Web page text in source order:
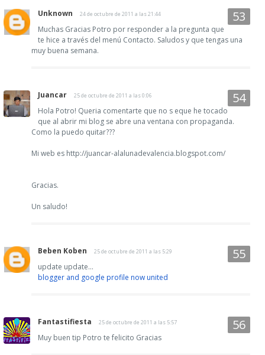
Unknown 24 de octubre de 2011 a las 21:44
Muchas Gracias Potro por responder a la pregunta que
te hice a través del menú Contacto. Saludos y que tengas una
muy buena semana.
Juancar 25 de octubre de 2011 a las 0:06
Hola Potro! Queria comentarte que no s eque he tocado
que al abrir mi blog se abre una ventana con propaganda.
Como la puedo quitar???
Mi web es http://juancar-alalunadevalencia.blogspot.com/
Gracias.
Un saludo!
Beben Koben 25 de octubre de 2011 a las 5:29
update update...
blogger and google profile now united
Fantastifiesta 25 de octubre de 2011 a las 5:57
Muy buen tip Potro te felicito Gracias